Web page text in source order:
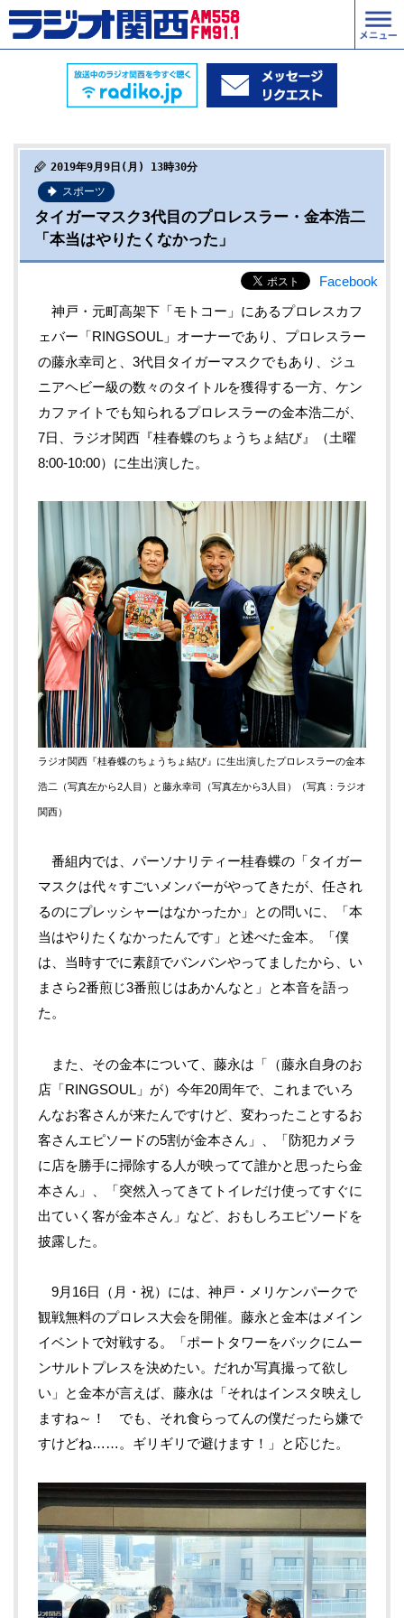
2019年9月9日(月) 13時30分
スポーツ
タイガーマスク3代目のプロレスラー・金本浩二
「本当はやりたくなかった」
Facebook
神戸・元町高架下「モトコー」にあるプロレスカフ
ェバー「RINGSOUL」オーナーであり、プロレスラー
の藤永幸司と、3代目タイガーマスクでもあり、ジュ
ニアヘビー級の数々のタイトルを獲得する一方、ケン
カファイトでも知られるプロレスラーの金本浩二が、
7日、ラジオ関西『桂春蝶のちょうちょ結び』（土曜
8:00-10:00）に生出演した。
ラジオ関西『桂春蝶のちょうちょ結び』に生出演したプロレスラーの金本
浩二（写真左から2人目）と藤永幸司（写真左から3人目）（写真：ラジオ
関西）
番組内では、パーソナリティー桂春蝶の「タイガー
マスクは代々すごいメンバーがやってきたが、任され
るのにプレッシャーはなかったか」との問いに、「本
当はやりたくなかったんです」と述べた金本。「僕
は、当時すでに素顔でバンバンやってましたから、い
まさら2番煎じ3番煎じはあかんなと」と本音を語っ
た。
また、その金本について、藤永は「（藤永自身のお
店「RINGSOUL」が）今年20周年で、これまでいろ
んなお客さんが来たんですけど、変わったことするお
客さんエピソードの5割が金本さん」、「防犯カメラ
に店を勝手に掃除する人が映ってて誰かと思ったら金
本さん」、「突然入ってきてトイレだけ使ってすぐに
出ていく客が金本さん」など、おもしろエピソードを
披露した。
9月16日（月・祝）には、神戸・メリケンパークで
観戦無料のプロレス大会を開催。藤永と金本はメイン
イベントで対戦する。「ポートタワーをバックにムー
ンサルトプレスを決めたい。だれか写真撮って欲し
い」と金本が言えば、藤永は「それはインスタ映えし
ますね～！ でも、それ食らってんの僕だったら嫌で
すけどね……。ギリギリで避けます！」と応じた。